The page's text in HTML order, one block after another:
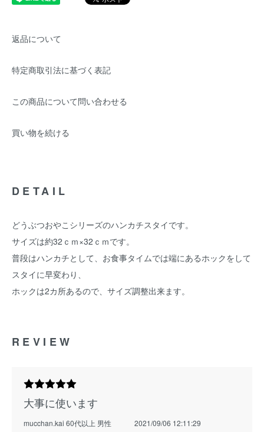
返品について
特定商取引法に基づく表記
この商品について問い合わせる
買い物を続ける
DETAIL
どうぶつおやこシリーズのハンカチスタイです。
サイズは約32ｃｍ×32ｃｍです。
普段はハンカチとして、お食事タイムでは端にあるホックをして
スタイに早変わり、
ホックは2カ所あるので、サイズ調整出来ます。
REVIEW
大事に使います
mucchan.kai 60代以上 男性 2021/09/06 12:11:29